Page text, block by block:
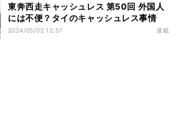
東奔西走キャッシュレス 第50回 外国人
には不便？タイのキャッシュレス事情
2024/05/02 12:57 連載